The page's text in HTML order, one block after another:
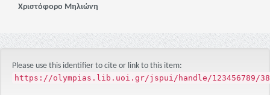
Χριστόφορο Μηλιώνη
Please use this identifier to cite or link to this item:
https://olympias.lib.uoi.gr/jspui/handle/123456789/